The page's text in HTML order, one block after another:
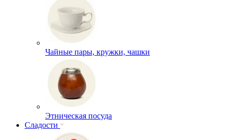
Чайные пары, кружки, чашки
Этническая посуда
Сладости